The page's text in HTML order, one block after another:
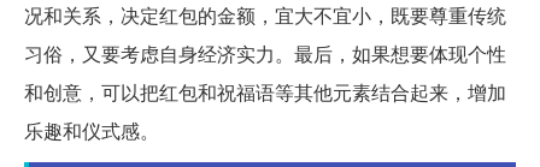
况和关系，决定红包的金额，宜大不宜小，既要尊重传统
习俗，又要考虑自身经济实力。最后，如果想要体现个性
和创意，可以把红包和祝福语等其他元素结合起来，增加
乐趣和仪式感。